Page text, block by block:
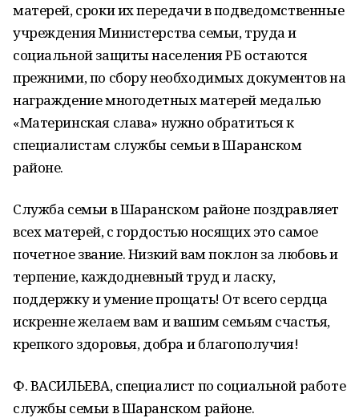
матерей, сроки их передачи в подведомственные
учреждения Министерства семьи, труда и
социальной защиты населения РБ остаются
прежними, по сбору необходимых документов на
награждение многодетных матерей медалью
«Материнская слава» нужно обратиться к
специалистам службы семьи в Шаранском
районе.
Служба семьи в Шаранском районе поздравляет
всех матерей, с гордостью носящих это самое
почетное звание. Низкий вам поклон за любовь и
терпение, каждодневный труд и ласку,
поддержку и умение прощать! От всего сердца
искренне желаем вам и вашим семьям счастья,
крепкого здоровья, добра и благополучия!
Ф. ВАСИЛЬЕВА, специалист по социальной работе
службы семьи в Шаранском районе.